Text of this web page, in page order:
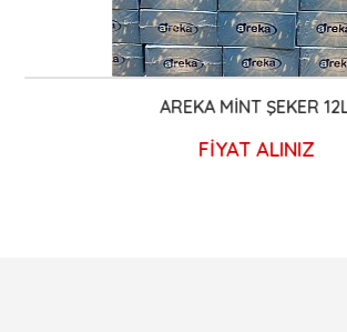
AREKA MİNT ŞEKER 12Lİ
FİYAT ALINIZ